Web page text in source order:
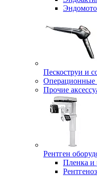
Пескоструи и
Операционные
Прочие
Рентген
Пленка и